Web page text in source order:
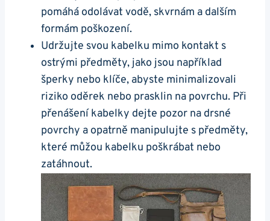
pomáhá odolávat vodě, skvrnám a dalším
formám poškození.
Udržujte ‌svou⁣ kabelku mimo kontakt s
ostrými předměty, jako jsou například
šperky nebo klíče, abyste ⁤minimalizovali
riziko oděrek nebo prasklin na⁢ povrchu. Při
přenášení‌ kabelky dejte pozor​ na drsné
povrchy a ​opatrně​ manipulujte s předměty,
které můžou kabelku⁤ poškrábat nebo
zatáhnout.